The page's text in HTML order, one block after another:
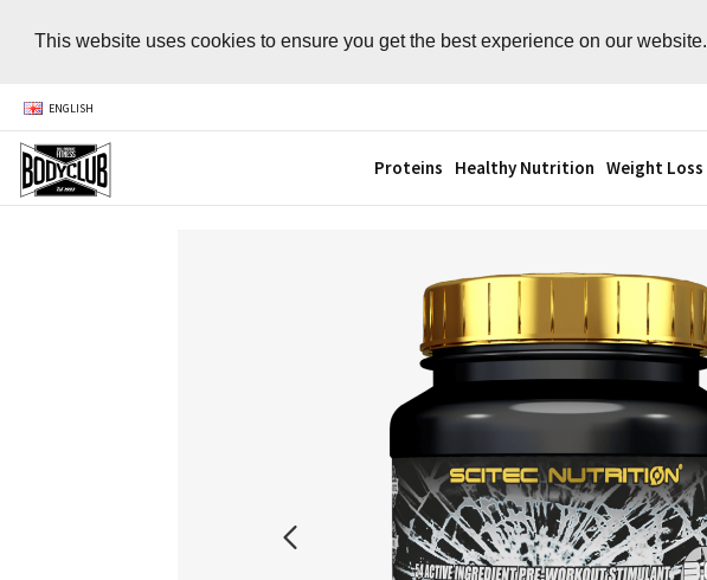
This website uses cookies to ensure you get the best experience on our website.
ENGLISH
Proteins Healthy Nutrition Weight Loss